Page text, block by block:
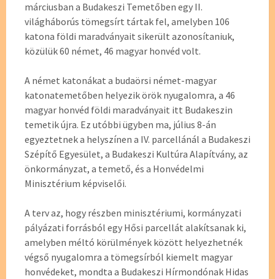
márciusban a Budakeszi Temetőben egy II.
világháborús tömegsírt tártak fel, amelyben 106
katona földi maradványait sikerült azonosítaniuk,
közülük 60 német, 46 magyar honvéd volt.
A német katonákat a budaörsi német-magyar
katonatemetőben helyezik örök nyugalomra, a 46
magyar honvéd földi maradványait itt Budakeszin
temetik újra. Ez utóbbi ügyben ma, július 8-án
egyeztetnek a helyszínen a IV. parcellánál a Budakeszi
Szépítő Egyesület, a Budakeszi Kultúra Alapítvány, az
önkormányzat, a temető, és a Honvédelmi
Minisztérium képviselői.
A terv az, hogy részben minisztériumi, kormányzati
pályázati forrásból egy Hősi parcellát alakítsanak ki,
amelyben méltó körülmények között helyezhetnék
végső nyugalomra a tömegsírból kiemelt magyar
honvédeket, mondta a Budakeszi Hírmondónak Hidas